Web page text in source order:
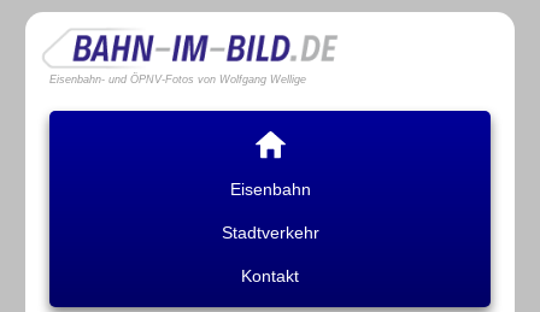
Eisenbahn- und ÖPNV-Fotos von Wolfgang Wellige
Eisenbahn
Stadtverkehr
Kontakt